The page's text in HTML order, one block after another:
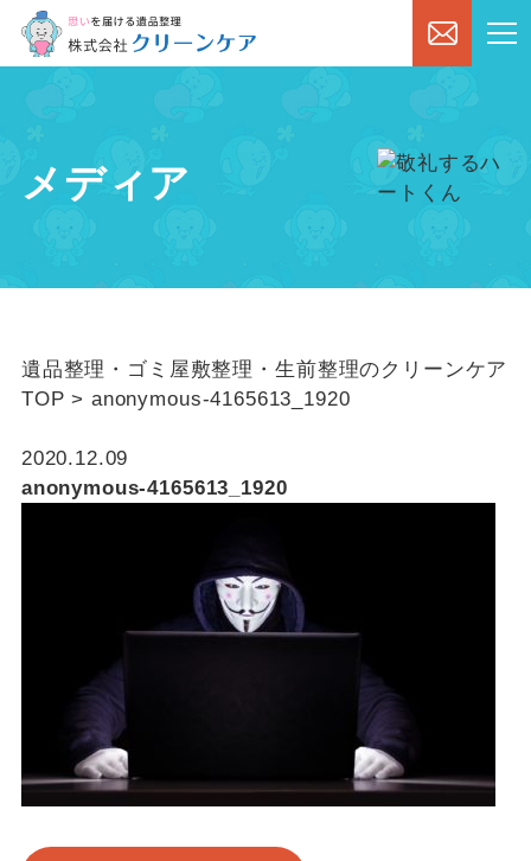
メディア
遺品整理・ゴミ屋敷整理・生前整理のクリーンケア
TOP > anonymous-4165613_1920
2020.12.09
anonymous-4165613_1920